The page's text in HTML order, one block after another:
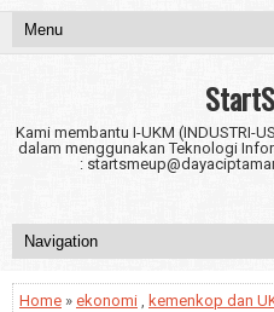
Kami membantu I-UKM (INDUSTRI-
dalam menggunakan Teknologi
:
Home » ekonomi , kemenkop dan